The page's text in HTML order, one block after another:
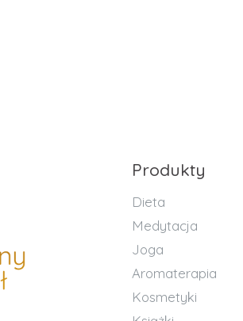
Produkty
Dieta
Medytacja
Joga
Aromaterapia
Kosmetyki